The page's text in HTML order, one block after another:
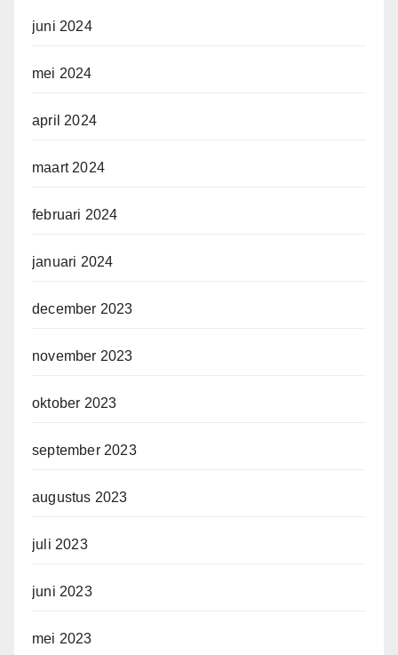
juni 2024
mei 2024
april 2024
maart 2024
februari 2024
januari 2024
december 2023
november 2023
oktober 2023
september 2023
augustus 2023
juli 2023
juni 2023
mei 2023